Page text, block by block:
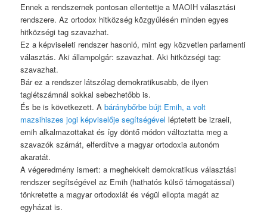
Ennek a rendszernek pontosan ellentettje a MAOIH választási
rendszere. Az ortodox hitközség közgyűlésén minden egyes
hitközségi tag szavazhat.
Ez a képviseleti rendszer hasonló, mint egy közvetlen parlamenti
választás. Aki állampolgár: szavazhat. Aki hitközségi tag:
szavazhat.
Bár ez a rendszer látszólag demokratikusabb, de ilyen
taglétszámnál sokkal sebezhetőbb is.
És be is következett. A báránybőrbe bújt Emih, a volt
mazsihiszes jogi képviselője segítségével léptetett be izraeli,
emih alkalmazottakat és így döntő módon változtatta meg a
szavazók számát, elferdítve a magyar ortodoxia autonóm
akaratát.
A végeredmény ismert: a meghekkelt demokratikus választási
rendszer segítségével az Emih (hathatós külső támogatással)
tönkretette a magyar ortodoxiát és végül ellopta magát az
egyházat is.